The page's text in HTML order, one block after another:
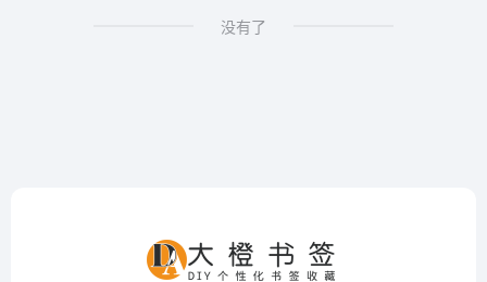
没有了